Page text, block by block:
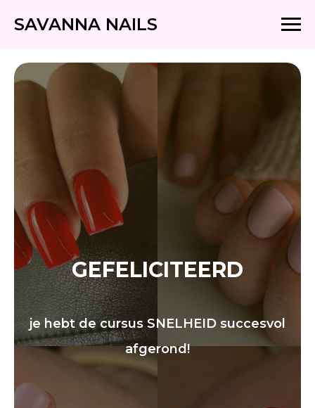
SAVANNA NAILS
GEFELICITEERD
je hebt de cursus SNELHEID succesvol
afgerond!